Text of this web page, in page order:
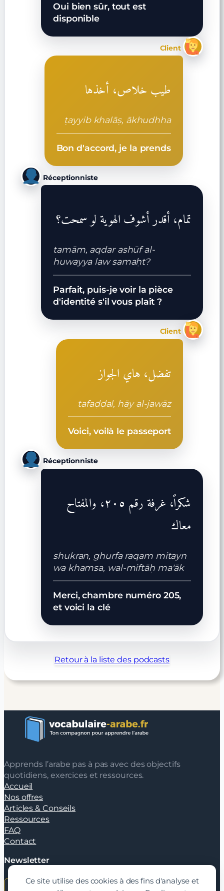
Ce site utilise des cookies à des fins d'analyse et
Oui bien sûr, tout est
disponible
Client
طيب خلاص، أخذها
ṭayyib khalāṣ, ākhudhha
Bon d'accord, je la prends
Réceptionniste
تمام، أقدر أشوف الهوية لو سمحت؟
tamām, aqdar ashūf al-
huwayya law samaḥt?
Parfait, puis-je voir la pièce
d'identité s'il vous plaît ?
Client
تفضل، هاي الجواز
tafaḍḍal, hāy al-jawāz
Voici, voilà le passeport
Réceptionniste
شكراً، غرفة رقم ٢٠٥، والمفتاح
معاك
shukran, ghurfa raqam mitayn
wa khamsa, wal-miftāḥ ma'āk
Merci, chambre numéro 205,
et voici la clé
Retour à la liste des podcasts
Apprends l’arabe pas à pas avec des objectifs
quotidiens, exercices et ressources.
Accueil
Nos offres
Articles & Conseils
Ressources
FAQ
Contact
Newsletter